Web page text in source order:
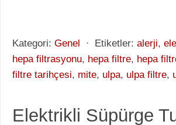
Kategori: Genel ⋅ Etiketler: alerji,
hepa filtrasyonu, hepa filtre, hepa
filtre tarihçesi, mite, ulpa, ulpa filtre,
Elektrikli Süpürge